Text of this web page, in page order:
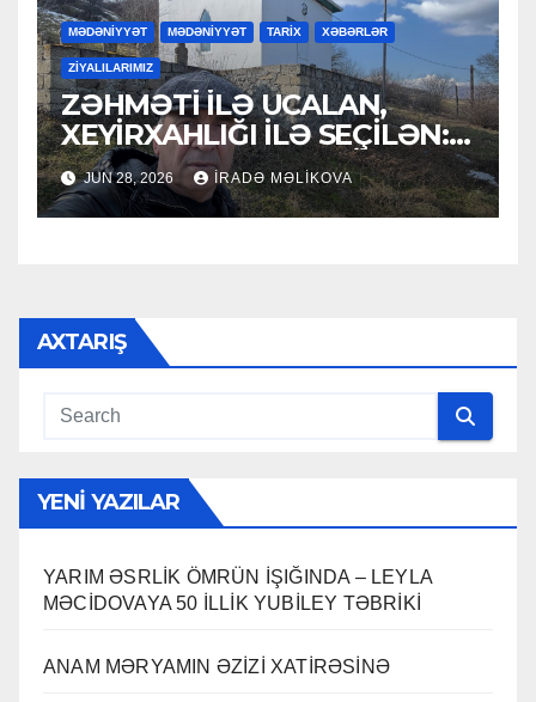
MƏDƏNİYYƏT MƏDƏNİYYƏT TARİX XƏBƏRLƏR
ZİYALILARIMIZ
ZƏHMƏTİ İLƏ UCALAN,
XEYİRXAHLIĞI İLƏ SEÇİLƏN:
HACI RAMAZAN QULİYEV
JUN 28, 2026 İRADƏ MƏLIKOVA
AXTARIŞ
YENI YAZILAR
YARIM ƏSRLİK ÖMRÜN İŞIĞINDA – LEYLA
MƏCİDOVAYA 50 İLLİK YUBİLEY TƏBRİKİ
ANAM MƏRYAMIN ƏZİZİ XATİRƏSİNƏ